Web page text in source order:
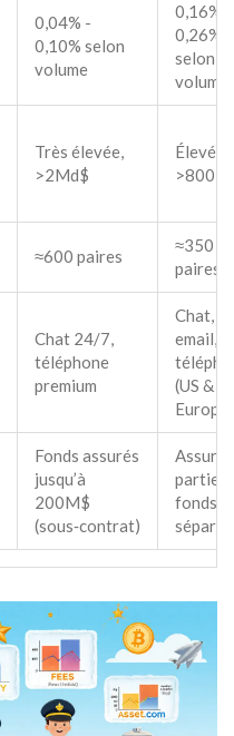
0,04% -
0,10% selon
volume
0,16% -
0,26%
selon
volume
Très élevée,
>2Md$
Élevée,
≈600 paires
≈350
paires
Chat 24/7,
téléphone
premium
Chat,
email,
(US &
Europe)
Fonds assurés
jusqu’à
200M$
(sous‑contrat)
fonds
séparés